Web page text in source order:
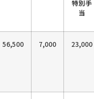
特別手
当
56,500 7,000 23,000